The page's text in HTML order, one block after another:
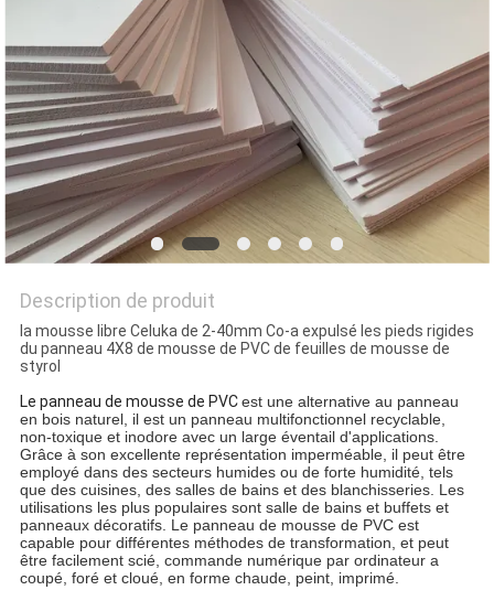
PRIVACY
POLICY
Description de produit
la mousse libre Celuka de 2-40mm Co-a expulsé les pieds rigides
du panneau 4X8 de mousse de PVC de feuilles de mousse de
styrol
Le panneau de mousse de PVCest une alternative au panneau
en bois naturel, il est un panneau multifonctionnel recyclable,
non-toxique et inodore avec un large éventail d'applications.
Grâce à son excellente représentation imperméable, il peut être
employé dans des secteurs humides ou de forte humidité, tels
que des cuisines, des salles de bains et des blanchisseries. Les
utilisations les plus populaires sont salle de bains et buffets et
panneaux décoratifs. Le panneau de mousse de PVC est
capable pour différentes méthodes de transformation, et peut
être facilement scié, commande numérique par ordinateur a
coupé, foré et cloué, en forme chaude, peint, imprimé.